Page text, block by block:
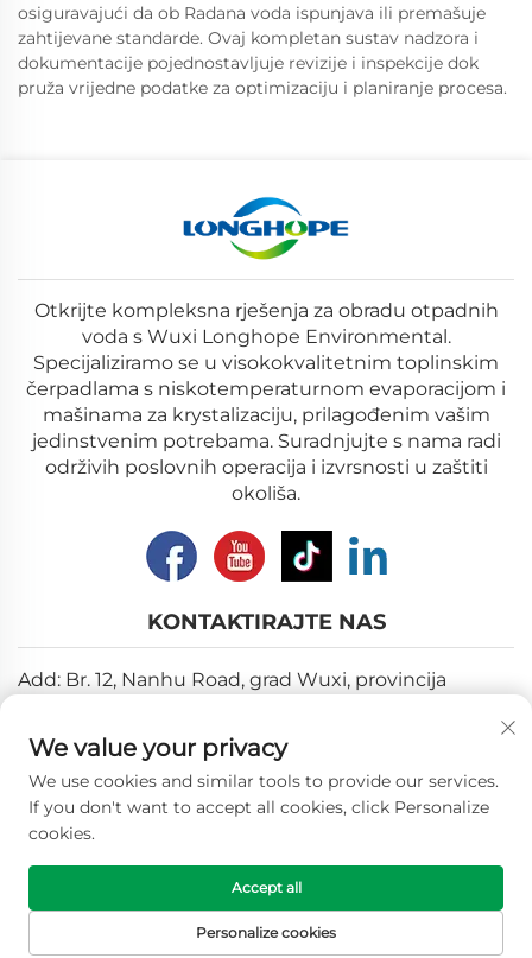
osiguravajući da ob Radana voda ispunjava ili premašuje
zahtijevane standarde. Ovaj kompletan sustav nadzora i
dokumentacije pojednostavljuje revizije i inspekcije dok
pruža vrijedne podatke za optimizaciju i planiranje procesa.
Otkrijte kompleksna rješenja za obradu otpadnih
voda s Wuxi Longhope Environmental.
Specijaliziramo se u visokokvalitetnim toplinskim
čerpadlama s niskotemperaturnom evaporacijom i
mašinama za krystalizaciju, prilagođenim vašim
jedinstvenim potrebama. Suradnjujte s nama radi
održivih poslovnih operacija i izvrsnosti u zaštiti
okoliša.
KONTAKTIRAJTE NAS
Add: Br. 12, Nanhu Road, grad Wuxi, provincija
E-pošta:[email protected]
Tel:+86-18018310578
Autorska prava © 2025 Wuxi Longhope Environmental
co.ltd. Sva prava pridržana. -
We value your privacy
We use cookies and similar tools to provide our services.
If you don't want to accept all cookies, click Personalize
cookies.
Personalize cookies
Accept all